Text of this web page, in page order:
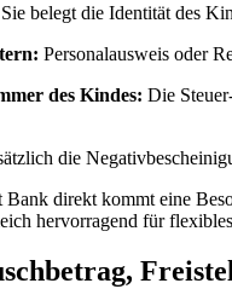
Sie belegt die Identität des
Personalausweis oder
des Kindes: Die
die
direkt kommt eine
hervorragend für